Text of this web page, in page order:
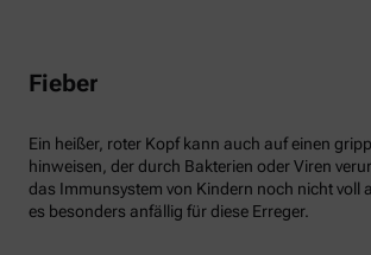
Fieber
Ein heißer, roter Kopf kann auch auf einen
hinweisen, der durch Bakterien oder Viren
das Immunsystem von Kindern noch nicht voll
es besonders anfällig für diese Erreger.